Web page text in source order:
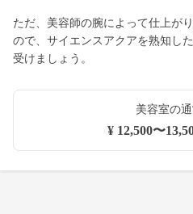
ただ、美容師の腕によって仕上が
ので、サイエンスアクアを熟知し
受けましょう。
美容室の
¥ 12,500〜